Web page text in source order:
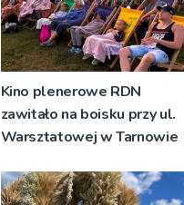
Kino plenerowe RDN
zawitało na boisku przy ul.
Warsztatowej w Tarnowie